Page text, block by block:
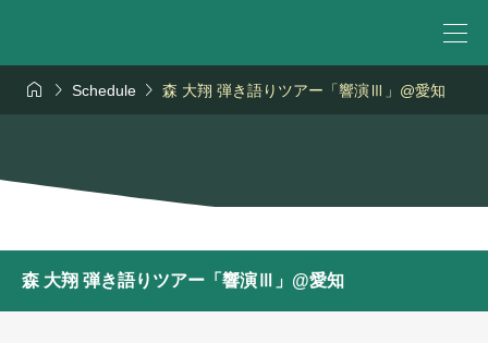
  Schedule  森 大翔 弾き語りツアー「響演Ⅲ」@愛知
森 大翔 弾き語りツアー「響演Ⅲ」@愛知